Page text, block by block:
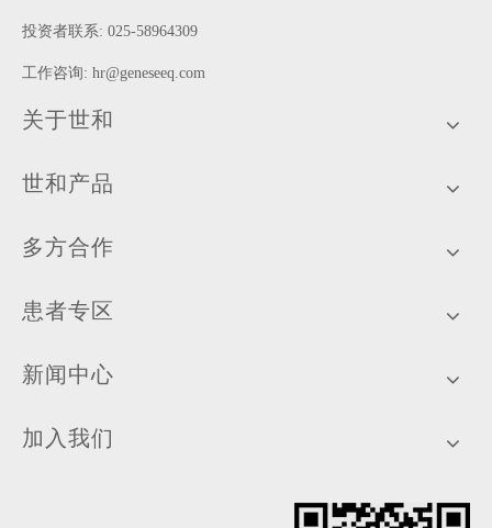
投资者联系: 025-58964309
工作咨询: hr@geneseeq.com
关于世和
世和产品
多方合作
患者专区
新闻中心
加入我们